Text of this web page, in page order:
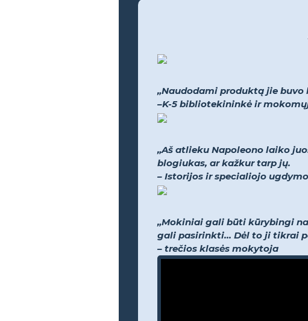
„Naudodami produktą jie
–K-5 bibliotekininkė ir
„Aš atlieku Napoleono laiko
blogiukas, ar kažkur tarp jų.
– Istorijos ir specialiojo
„Mokiniai gali būti kūrybingi
gali pasirinkti... Dėl to ji tikrai
– trečios klasės mokytoja